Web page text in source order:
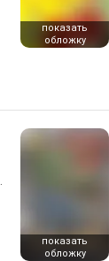
показать
обложку
показать
обложку